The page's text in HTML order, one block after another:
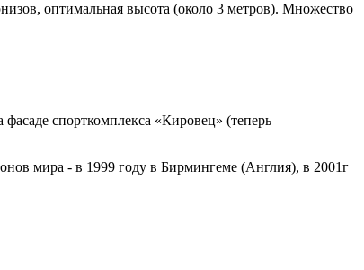
оптимальная высота (около 3 метров). Множество
спорткомплекса «Кировец» (теперь
мира - в 1999 году в Бирмингеме (Англия), в 2001г